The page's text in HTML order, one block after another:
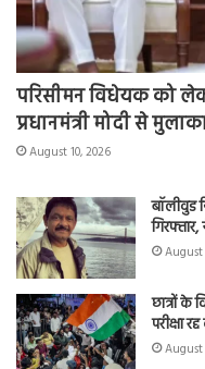
परिसीमन विधेयक को
प्रधानमंत्री मोदी से
August 10, 2026
बॉलीवुड
August
छात्रों के
परीक्षा
August